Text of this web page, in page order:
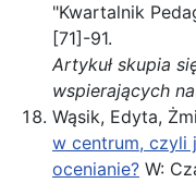
"Kwartalnik
[71]-91.
Artykuł skupia
wspierających
Wąsik, Edyta,
w centrum, czyli
ocenianie? W: